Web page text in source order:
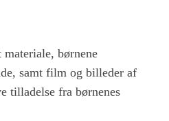
børnene
samt film og billeder af
tilladelse fra børnenes